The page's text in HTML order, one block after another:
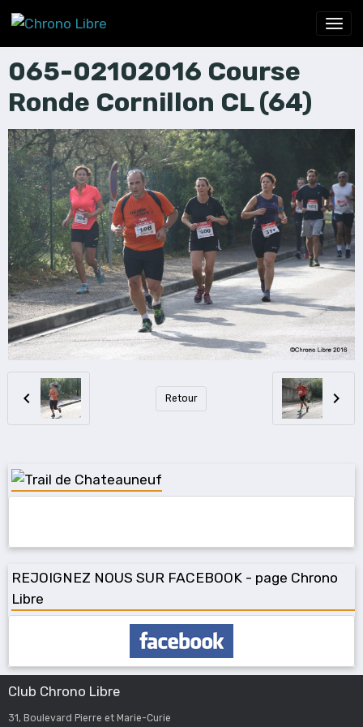
065-02102016 Course
Ronde Cornillon CL (64)
Retour
REJOIGNEZ NOUS SUR FACEBOOK - page Chrono
Libre
Club Chrono Libre
31, Boulevard Pierre et Marie-Curie